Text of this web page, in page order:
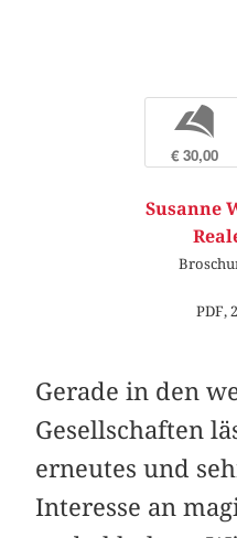
b
€ 30,00
Susanne
PDF,
Gerade in den
Gesellschaften
erneutes und
Interesse an